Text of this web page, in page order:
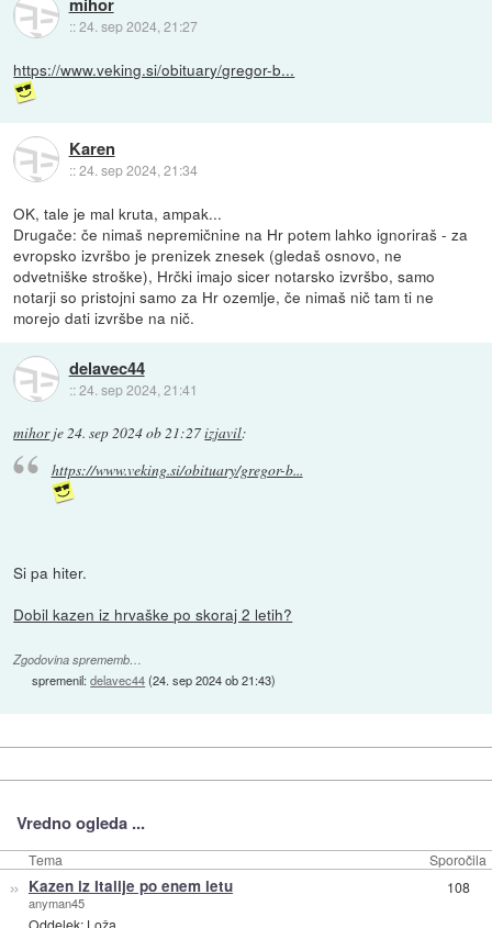
::24. sep 2024, 21:27
https://www.veking.si/obituary/gregor-b...
Karen
::24. sep 2024, 21:34
OK, tale je mal kruta, ampak...
Drugače: če nimaš nepremičnine na Hr potem lahko ignoriraš - za
evropsko izvršbo je prenizek znesek (gledaš osnovo, ne
odvetniške stroške), Hrčki imajo sicer notarsko izvršbo, samo
notarji so pristojni samo za Hr ozemlje, če nimaš nič tam ti ne
morejo dati izvršbe na nič.
delavec44
::24. sep 2024, 21:41
mihorje24. sep 2024 ob 21:27izjavil:
https://www.veking.si/obituary/gregor-b...
Si pa hiter.
Dobil kazen iz hrvaške po skoraj 2 letih?
Zgodovina sprememb…
spremenil:delavec44(24. sep 2024 ob 21:43)
Vredno ogleda ...
Tema Sporočila
» Kazen iz Italije po enem letu
anyman45
Oddelek: Loža
108